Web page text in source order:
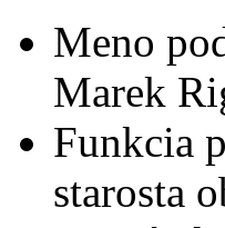
Meno
Marek
Funkcia
starosta